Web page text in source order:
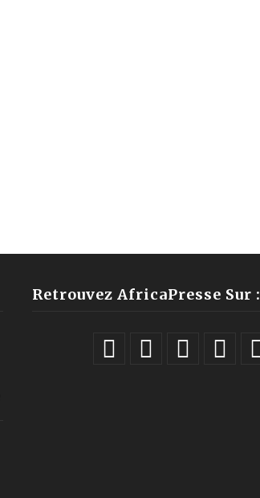
Retrouvez AfricaPresse Sur :